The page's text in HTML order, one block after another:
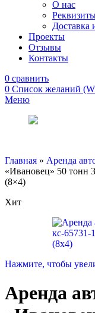
О нас
Доставка
Проекты
Отзывы
Контакты
0 сравнить
0 Список желаний
Меню
Главная » Аренда
«Ивановец» 50 тонн
(8×4)
Хит
Нажмите, чтобы
Аренда